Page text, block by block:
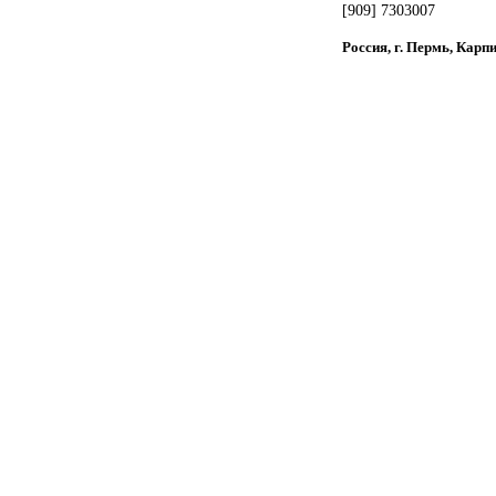
[909] 7303007
Россия, г. Пермь,